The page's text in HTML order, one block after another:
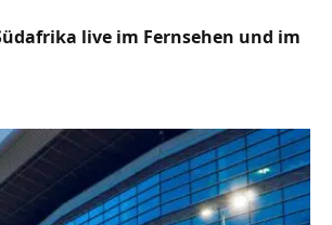
live im Fernsehen und im